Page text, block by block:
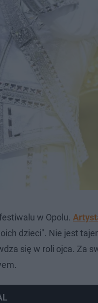
w Opolu.
dzieci". Nie jest
się w roli ojca. Za